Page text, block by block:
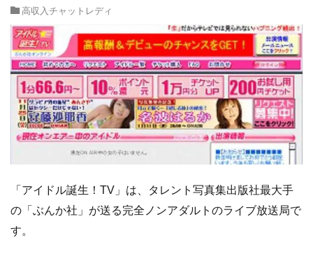
高収入チャットレディ
「アイドル誕生！TV」は、タレント写真集出版社最大手
の「ぶんか社」が送る完全ノンアダルトのライブ放送局で
す。